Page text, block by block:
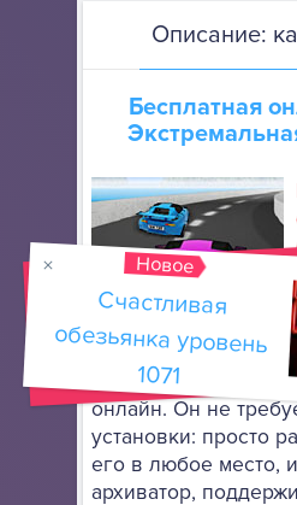
Описание:
Бесплатная
портативный
Firefox, чтобы
онлайн. Он не
установки: просто
его в любое место,
архиватор,
Новое
Счастливая
обезьянка уровень
1071